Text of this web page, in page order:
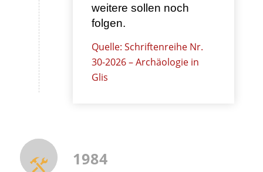
weitere sollen noch
folgen.
Quelle: Schriftenreihe Nr.
30-2026 – Archäologie in
Glis
1984